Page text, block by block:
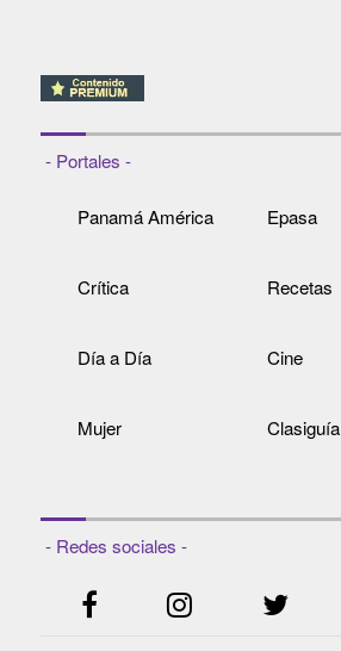
- Portales -
Panamá América Epasa
Crítica Recetas
Día a Día Cine
Mujer Clasiguía
- Redes sociales -